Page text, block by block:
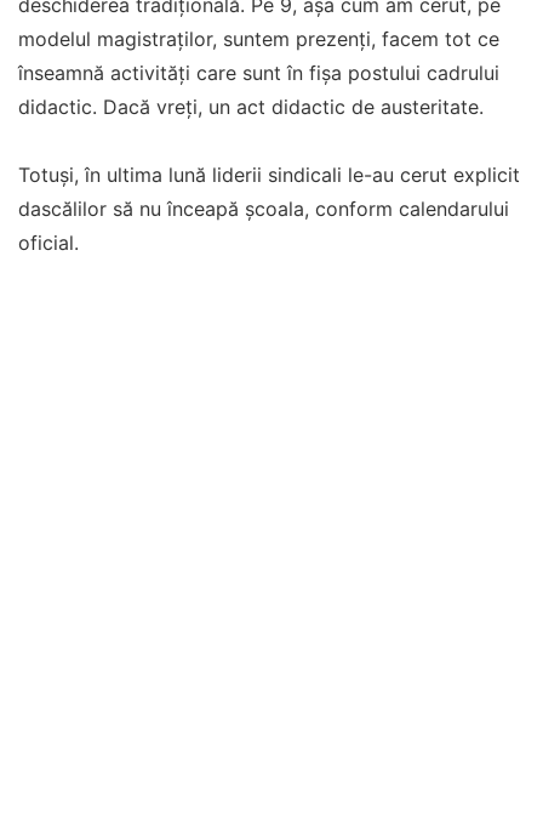
deschiderea tradițională. Pe 9, așa cum am cerut, pe
modelul magistraților, suntem prezenți, facem tot ce
înseamnă activități care sunt în fișa postului cadrului
didactic. Dacă vreți, un act didactic de austeritate.
Totuși, în ultima lună liderii sindicali le-au cerut explicit
dascălilor să nu înceapă școala, conform calendarului
oficial.